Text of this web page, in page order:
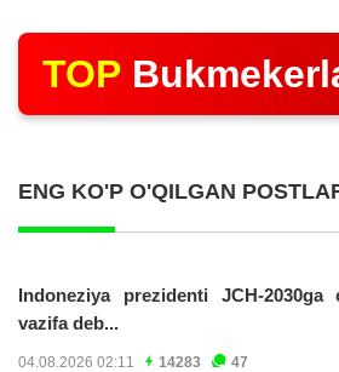
TOP
ENG KO'P O'QILGAN
Indoneziya prezidenti JCH-
vazifa deb...
04.08.2026 02:11 14283 47